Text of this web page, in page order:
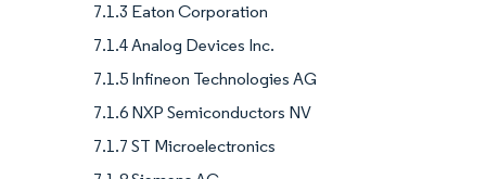
7.1.3 Eaton Corporation
7.1.4 Analog Devices Inc.
7.1.5 Infineon Technologies AG
7.1.6 NXP Semiconductors NV
7.1.7 ST Microelectronics